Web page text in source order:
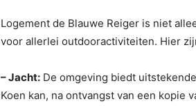
Logement de Blauwe Reiger is niet
voor allerlei outdooractiviteiten. Hier
– Jacht: De omgeving biedt
Koen kan, na ontvangst van een kopie